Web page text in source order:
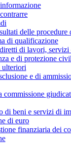
delle procedure
di qualificazione
di lavori, servizi
e di protezione
e di
commissione
di beni e servizi di
di euro
finanziaria dei